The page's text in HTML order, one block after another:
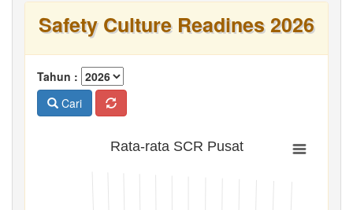
Safety Culture Readines 2026
Tahun :
Cari
Rata-rata SCR Pusat